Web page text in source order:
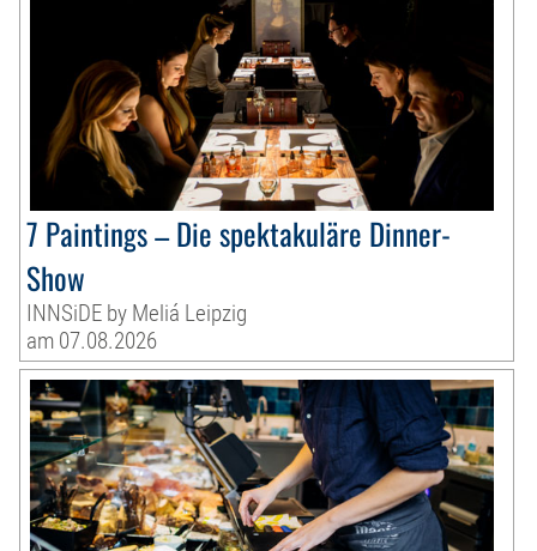
7 Paintings – Die spektakuläre Dinner-
Show
INNSiDE by Meliá Leipzig
am 07.08.2026